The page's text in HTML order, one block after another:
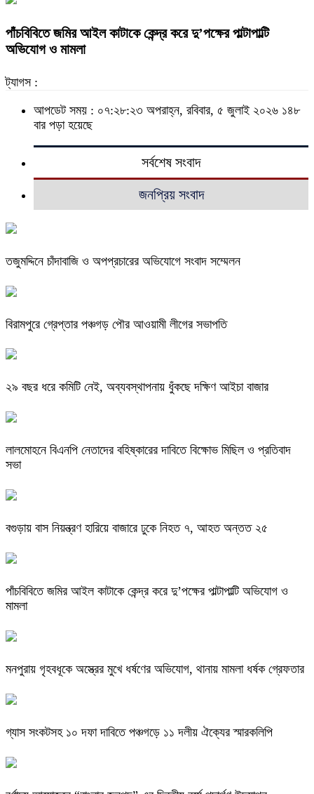
পাঁচবিবিতে জমির আইল কাটাকে কেন্দ্র করে দু’পক্ষের পাল্টাপাল্টি
অভিযোগ ও মামলা
ট্যাগস :
আপডেট সময় : ০৭:২৮:২৩ অপরাহ্ন, রবিবার, ৫ জুলাই ২০২৬ ১৪৮
বার পড়া হয়েছে
সর্বশেষ সংবাদ
জনপ্রিয় সংবাদ
তজুমদ্দিনে চাঁদাবাজি ও অপপ্রচারের অভিযোগে সংবাদ সম্মেলন
বিরামপুরে গ্রেপ্তার পঞ্চগড় পৌর আওয়ামী লীগের সভাপতি
২৯ বছর ধরে কমিটি নেই, অব্যবস্থাপনায় ধুঁকছে দক্ষিণ আইচা বাজার
লালমোহনে বিএনপি নেতাদের বহিষ্কারের দাবিতে বিক্ষোভ মিছিল ও প্রতিবাদ
সভা
বগুড়ায় বাস নিয়ন্ত্রণ হারিয়ে বাজারে ঢুকে নিহত ৭, আহত অন্তত ২৫
পাঁচবিবিতে জমির আইল কাটাকে কেন্দ্র করে দু’পক্ষের পাল্টাপাল্টি অভিযোগ ও
মামলা
মনপুরায় গৃহবধূকে অস্ত্রের মুখে ধর্ষণের অভিযোগ, থানায় মামলা ধর্ষক গ্রেফতার
গ্যাস সংকটসহ ১০ দফা দাবিতে পঞ্চগড়ে ১১ দলীয় ঐক্যের স্মারকলিপি